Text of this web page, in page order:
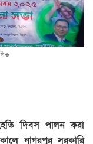
দিবস পালন করা
নাগরপুর সরকারি